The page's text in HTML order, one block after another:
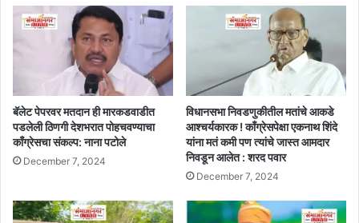
बॅलेट पेपरवर मतदान ही मारकडवाडीत
पडलेली ठिणगी देशभरात पोहचवण्याचा
काँग्रेसचा संकल्प: नाना पटोले
December 7, 2024
विधानसभा निवडणुकीतील मतांचे आकडे
आश्चर्यकारक ! काँग्रेसपेक्षा एकनाथ शिंदे
यांना मतं कमी पण त्यांचे जास्त आमदार
निवडून आलेत : शरद पवार
December 7, 2024